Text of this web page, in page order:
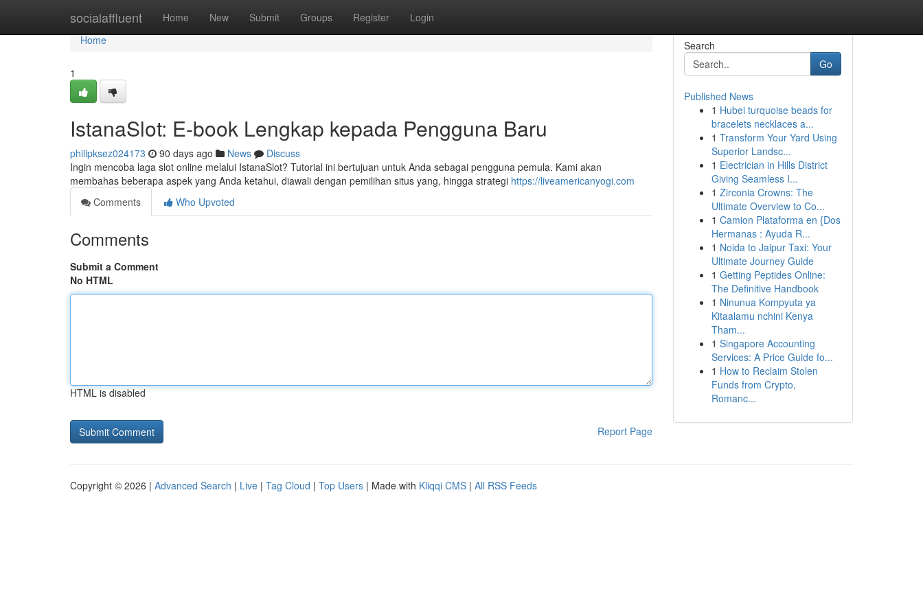
socialaffluent Home New Submit Groups Register Login
Home
Home
1
IstanaSlot: E-book Lengkap kepada Pengguna Baru
philipksez024173 90 days ago News
Discuss
Ingin mencoba laga slot online melalui IstanaSlot? Tutorial ini bertujuan untuk Anda sebagai pengguna pemula. Kami akan
membahas beberapa aspek yang Anda ketahui, diawali dengan pemilihan situs yang, hingga strategi https://liveamericanyogi.com
Comments
Who Upvoted
Comments
Submit a Comment
No HTML
HTML is disabled
Report Page
Search
Go
Published News
1 Hubei turquoise beads for
bracelets necklaces a...
1 Transform Your Yard Using
Superior Landsc...
1 Electrician in Hills District
Giving Seamless I...
1 Zirconia Crowns: The
Ultimate Overview to Co...
1 Camion Plataforma en {Dos
Hermanas : Ayuda R...
1 Noida to Jaipur Taxi: Your
Ultimate Journey Guide
1 Getting Peptides Online:
The Definitive Handbook
1 Ninunua Kompyuta ya
Kitaalamu nchini Kenya
Tham...
1 Singapore Accounting
Services: A Price Guide fo...
1 How to Reclaim Stolen
Funds from Crypto,
Romanc...
Copyright © 2026 | Advanced Search | Live | Tag Cloud | Top Users | Made with Kliqqi CMS | All RSS Feeds